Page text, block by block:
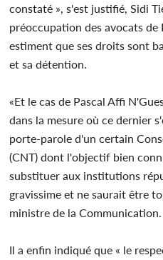
constaté », s'est justifié, Sidi
préoccupation des avocats de
estiment que ses droits sont
et sa détention.
«Et le cas de Pascal Affi
dans la mesure où ce dernier
porte-parole d'un certain
(CNT) dont l'objectif bien
substituer aux institutions
gravissime et ne saurait être
ministre de la Communication.
Il a enfin indiqué que « le